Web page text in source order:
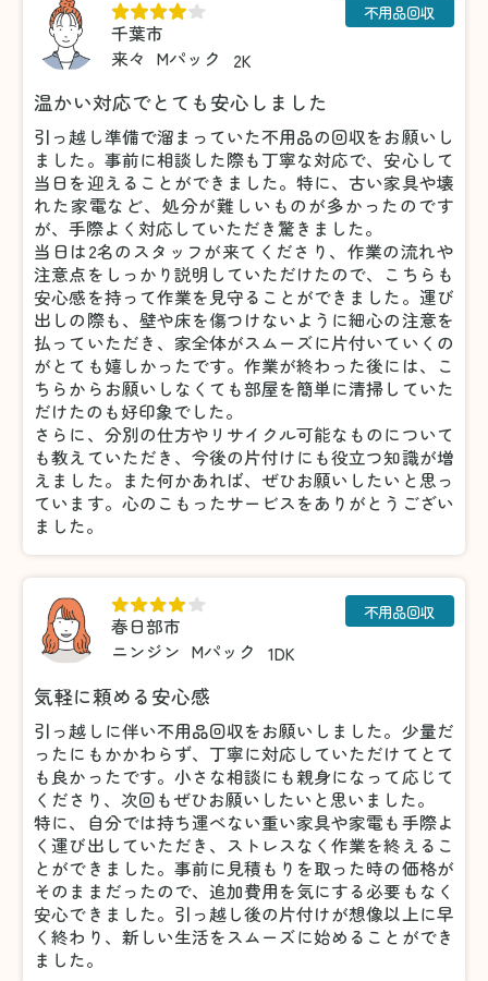
千葉市
来々 Mパック 2K
不用品回収
温かい対応でとても安心しました
引っ越し準備で溜まっていた不用品の回収をお願いし
ました。事前に相談した際も丁寧な対応で、安心して
当日を迎えることができました。特に、古い家具や壊
れた家電など、処分が難しいものが多かったのです
が、手際よく対応していただき驚きました。
当日は2名のスタッフが来てくださり、作業の流れや
注意点をしっかり説明していただけたので、こちらも
安心感を持って作業を見守ることができました。運び
出しの際も、壁や床を傷つけないように細心の注意を
払っていただき、家全体がスムーズに片付いていくの
がとても嬉しかったです。作業が終わった後には、こ
ちらからお願いしなくても部屋を簡単に清掃していた
だけたのも好印象でした。
さらに、分別の仕方やリサイクル可能なものについて
も教えていただき、今後の片付けにも役立つ知識が増
えました。また何かあれば、ぜひお願いしたいと思っ
ています。心のこもったサービスをありがとうござい
ました。
春日部市
ニンジン Mパック 1DK
不用品回収
気軽に頼める安心感
引っ越しに伴い不用品回収をお願いしました。少量だ
ったにもかかわらず、丁寧に対応していただけてとて
も良かったです。小さな相談にも親身になって応じて
くださり、次回もぜひお願いしたいと思いました。
特に、自分では持ち運べない重い家具や家電も手際よ
く運び出していただき、ストレスなく作業を終えるこ
とができました。事前に見積もりを取った時の価格が
そのままだったので、追加費用を気にする必要もなく
安心できました。引っ越し後の片付けが想像以上に早
く終わり、新しい生活をスムーズに始めることができ
ました。